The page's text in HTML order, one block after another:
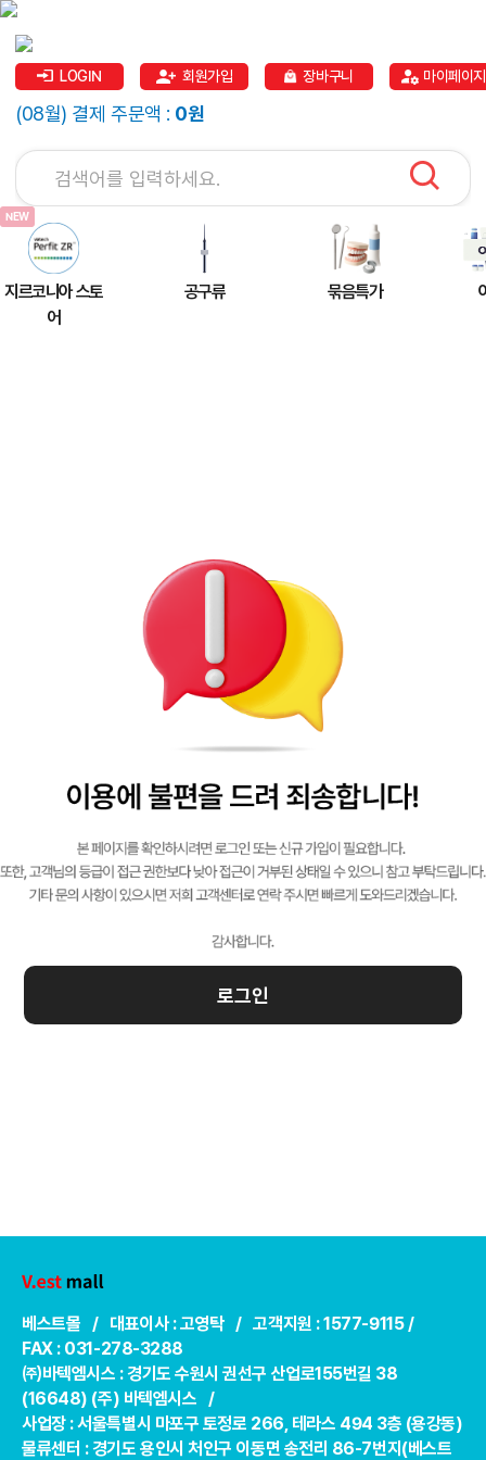
LOGIN 회원가입 장바구니 마이페이지
(08월) 결제 주문액 : 0원
지르코니아 스토
어
공구류 묶음특가
로그인
베스트몰 / 대표이사 : 고영탁 / 고객지원 : 1577-9115 /
FAX : 031-278-3288
㈜바텍엠시스 : 경기도 수원시 권선구 산업로155번길 38
(16648) (주) 바텍엠시스 /
사업장 : 서울특별시 마포구 토정로 266, 테라스 494 3층 (용강동)
물류센터 : 경기도 용인시 처인구 이동면 송전리 86-7번지(베스트